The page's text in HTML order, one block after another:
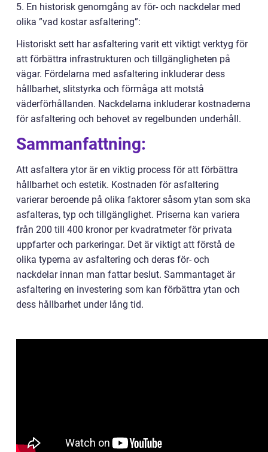
5. En historisk genomgång av för- och nackdelar med
olika ”vad kostar asfaltering”:
Historiskt sett har asfaltering varit ett viktigt verktyg för
att förbättra infrastrukturen och tillgängligheten på
vägar. Fördelarna med asfaltering inkluderar dess
hållbarhet, slitstyrka och förmåga att motstå
väderförhållanden. Nackdelarna inkluderar kostnaderna
för asfaltering och behovet av regelbunden underhåll.
Sammanfattning:
Att asfaltera ytor är en viktig process för att förbättra
hållbarhet och estetik. Kostnaden för asfaltering
varierar beroende på olika faktorer såsom ytan som ska
asfalteras, typ och tillgänglighet. Priserna kan variera
från 200 till 400 kronor per kvadratmeter för privata
uppfarter och parkeringar. Det är viktigt att förstå de
olika typerna av asfaltering och deras för- och
nackdelar innan man fattar beslut. Sammantaget är
asfaltering en investering som kan förbättra ytan och
dess hållbarhet under lång tid.